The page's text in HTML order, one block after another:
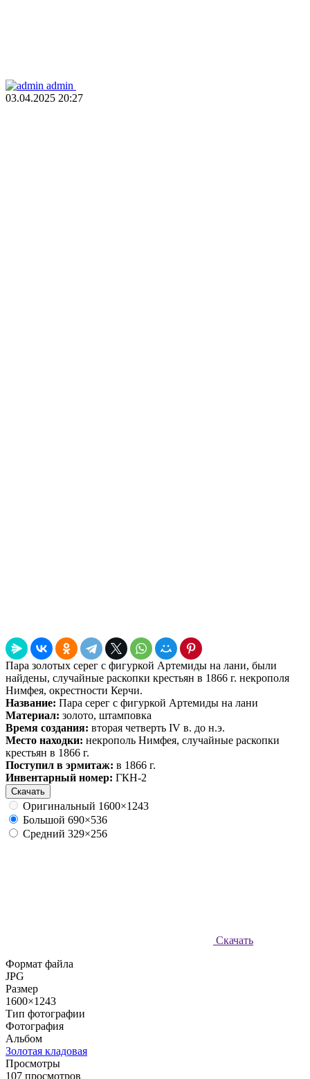
admin
03.04.2025 20:27
Пара золотых серег с фигуркой Артемиды на лани, были
найдены, случайные раскопки крестьян в 1866 г. некрополя
Нимфея, окрестности Керчи.
Название: Пара серег с фигуркой Артемиды на лани
Материал: золото, штамповка
Время создания: вторая четверть IV в. до н.э.
Место находки: некрополь Нимфея, случайные раскопки
крестьян в 1866 г.
Поступил в эрмитаж: в 1866 г.
Инвентарный номер: ГКН-2
Скачать
Оригинальный 1600×1243
Большой 690×536
Средний 329×256
Скачать
Формат файла
JPG
Размер
1600×1243
Тип фотографии
Фотография
Альбом
Золотая кладовая
Просмотры
107 просмотров